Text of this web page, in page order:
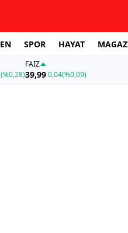
SPOR HAYAT
(%0,28)
FAİZ
39,990,04(%0,09)